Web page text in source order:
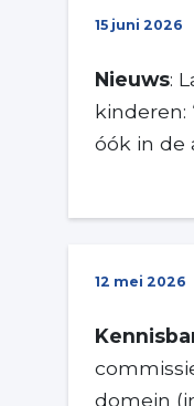
15 juni 2026
Nieuws:
kinderen:
óók in de
12 mei 2026
domein